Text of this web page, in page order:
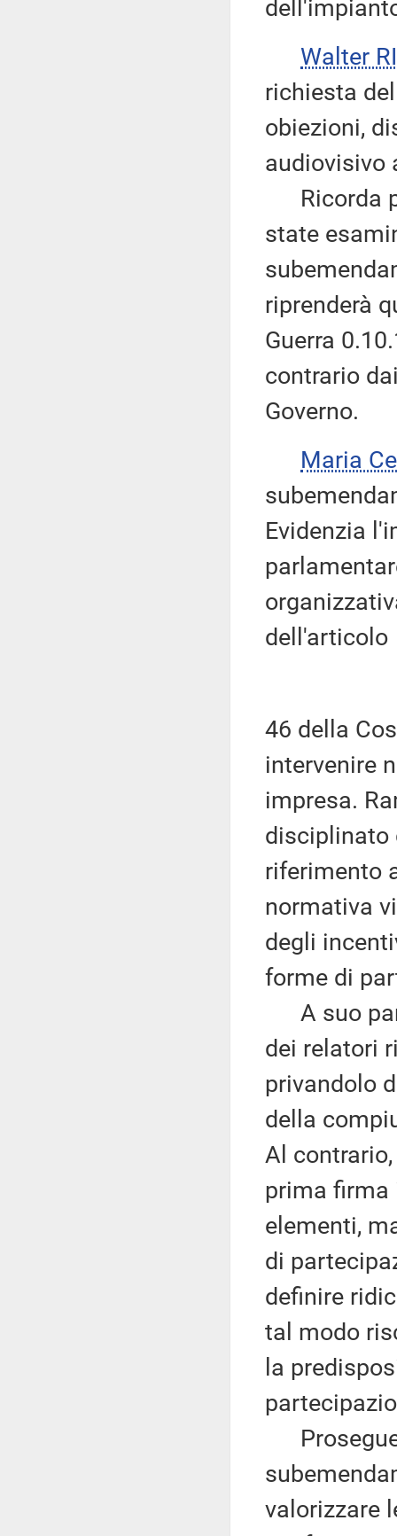
Walter
richiesta
obiezioni,
audiovisivo
Ricorda
state
riprenderà
Guerra
contrario
Governo.
Maria
Evidenzia
dell'articolo
46 della
intervenire
impresa.
disciplinato
riferimento
normativa
degli
forme di
A suo
dei relatori
privandolo
della
Al
prima firma
elementi,
di
definire
tal modo
la
valorizzare